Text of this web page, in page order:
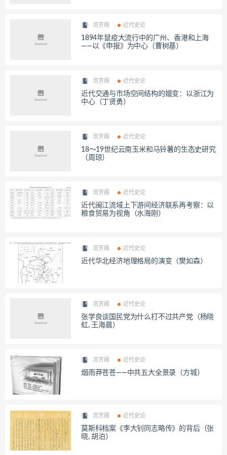
流芳阁 近代史论
1894年鼠疫大流行中的广州、香港和上海
——以《申报》为中心（曹树基）
流芳阁 近代史论
近代交通与市场空间结构的嬗变：以浙江为
中心（丁贤勇）
流芳阁 近代史论
18～19世纪云南玉米和马铃薯的生态史研究
（周琼）
流芳阁 近代史论
近代闽江流域上下游间经济联系再考察：以
粮食贸易为视角（水海刚）
流芳阁 近代史论
近代华北经济地理格局的演变（樊如森）
流芳阁 近代史论
张学良谈国民党为什么打不过共产党（杨晓
虹, 王海晨）
流芳阁 近代史论
烟雨莽苍苍——中共五大全景录（方城）
流芳阁 近代史论
莫斯科档案《李大钊同志略传》的背后（张
晓, 胡泊）